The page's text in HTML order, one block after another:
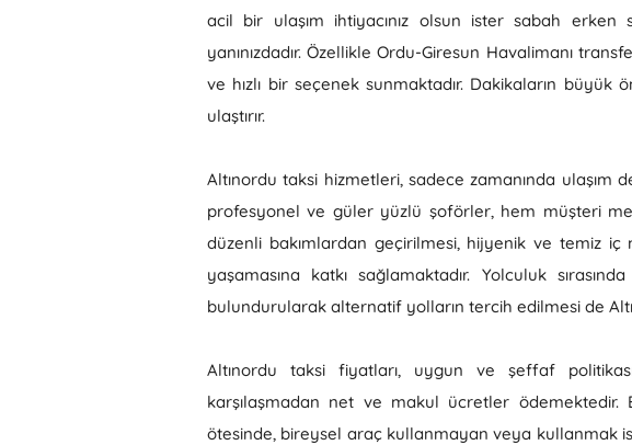
acil bir ulaşım ihtiyacınız olsun ister sabah
yanınızdadır. Özellikle Ordu-Giresun Havalimanı
ve hızlı bir seçenek sunmaktadır. Dakikaların büyük
ulaştırır.
Altınordu taksi hizmetleri, sadece zamanında ulaşım
profesyonel ve güler yüzlü şoförler, hem müşteri
düzenli bakımlardan geçirilmesi, hijyenik ve temiz
yaşamasına katkı sağlamaktadır. Yolculuk
bulundurularak alternatif yolların tercih edilmesi de
Altınordu taksi fiyatları, uygun ve şeffaf
karşılaşmadan net ve makul ücretler
ötesinde, bireysel araç kullanmayan veya kullanmak